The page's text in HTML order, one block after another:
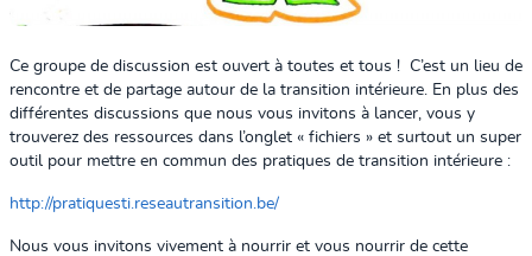
Ce groupe de discussion est ouvert à toutes et tous !
C’est un lieu de
rencontre et de partage autour de la transition intérieure. En plus des
différentes discussions que nous vous invitons à lancer, vous y
trouverez des ressources dans l’onglet « fichiers » et surtout un super
outil pour mettre en commun des pratiques de transition intérieure :
http://pratiquesti.reseautransition.be/
Nous vous invitons vivement à nourrir et vous nourrir de cette